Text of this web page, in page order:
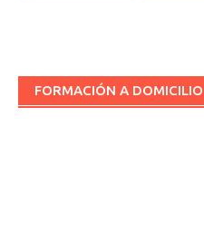
FORMACIÓN A DOMICILIO